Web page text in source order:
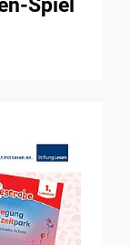
Spiel